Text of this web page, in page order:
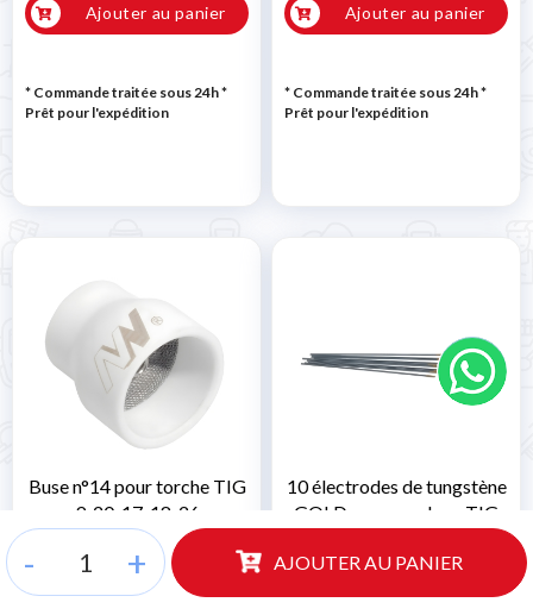
- + AJOUTER AU PANIER
Ajouter au panier
* Commande traitée sous 24h*
Prêt pour l'expédition
Ajouter au panier
* Commande traitée sous 24h*
Prêt pour l'expédition
Buse n°14 pour torche TIG
9-20-17-18-26
18,04 €
14,79 € HT
10 électrodes de tungstène
GOLD pour soudage TIG
13,27 €